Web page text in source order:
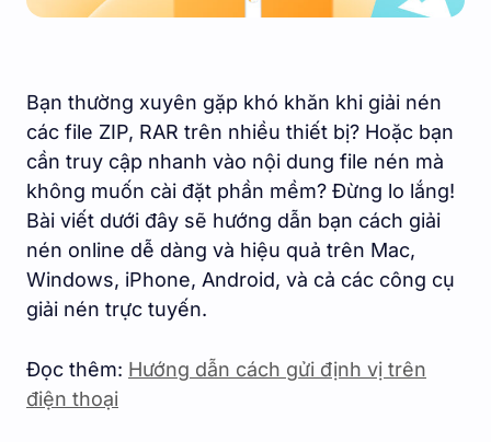
Bạn thường xuyên gặp khó khăn khi giải nén
các file ZIP, RAR trên nhiều thiết bị? Hoặc bạn
cần truy cập nhanh vào nội dung file nén mà
không muốn cài đặt phần mềm? Đừng lo lắng!
Bài viết dưới đây sẽ hướng dẫn bạn cách giải
nén online dễ dàng và hiệu quả trên Mac,
Windows, iPhone, Android, và cả các công cụ
giải nén trực tuyến.
Đọc thêm: Hướng dẫn cách gửi định vị trên
điện thoại